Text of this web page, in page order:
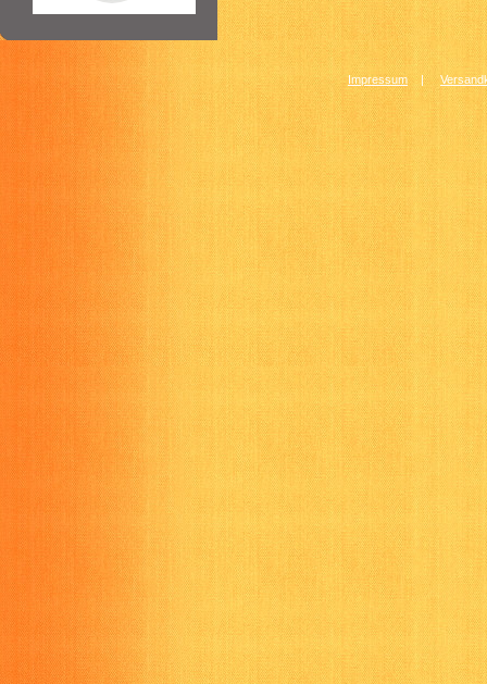
Impressum |